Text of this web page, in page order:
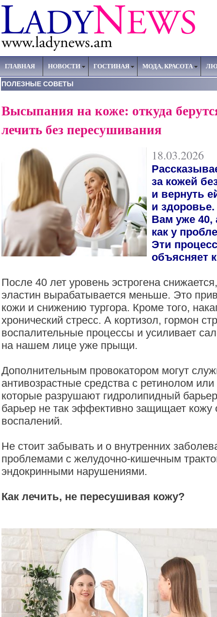
ГЛАВНАЯ НОВОСТИ ГОСТИНАЯ МОДА, КРАСОТА
ПОЛЕЗНЫЕ СОВЕТЫ
Высыпания на коже: откуда
лечить без пересушивания
18.03.2026
за кожей
и вернуть
и здоровье.
Вам уже 40,
как у
Эти
объясняет
После 40 лет уровень эстрогена
эластин вырабатывается меньше. Это
кожи и снижению тургора. Кроме того,
хронический стресс. А кортизол, гормон
воспалительные процессы и усиливает
на нашем лице уже прыщи.
Дополнительным провокатором могут
антивозрастные средства с ретинолом
которые разрушают гидролипидный
барьер не так эффективно защищает кожу
воспалений.
Не стоит забывать и о внутренних
проблемами с желудочно-кишечным
эндокринными нарушениями.
Как лечить, не пересушивая кожу?